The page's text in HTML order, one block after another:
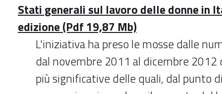
Stati generali sul lavoro delle donne in
edizione (Pdf 19,87 Mb)
L'iniziativa ha preso le mosse dalle
dal novembre 2011 al dicembre 2012
più significative delle quali, dal punto